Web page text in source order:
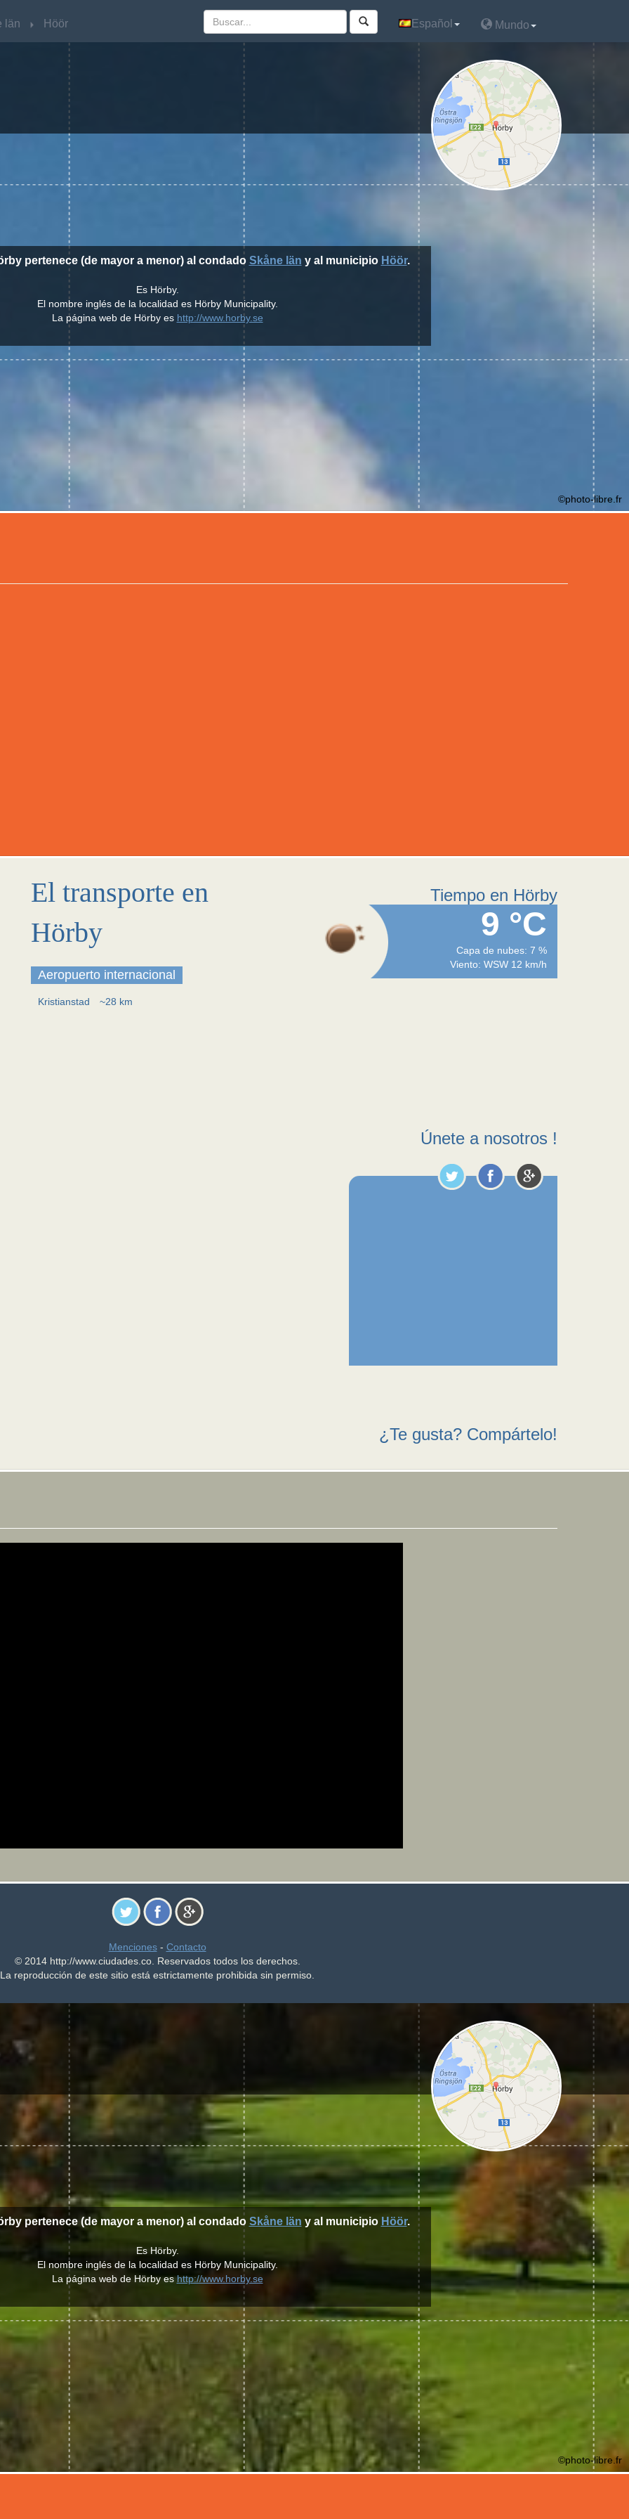
län Höör Español Mundo
pertenece (de mayor a menor) al condado Skåne län y al municipio Höör.
Es Hörby.
El nombre inglés de la localidad es Hörby Municipality.
La página web de Hörby es http://www.horby.se
©photo-libre.fr
El transporte en
Hörby
Aeropuerto internacional
Kristianstad ~28 km
Tiempo en Hörby
9 °C
Capa de nubes: 7 %
Viento: WSW 12 km/h
Únete a nosotros !
¿Te gusta? Compártelo!
Menciones- Contacto
© 2014 http://www.ciudades.co. Reservados todos los derechos.
La reproducción de este sitio está estrictamente prohibida sin permiso.
län Höör Español Mundo
pertenece (de mayor a menor) al condado Skåne län y al municipio Höör.
Es Hörby.
El nombre inglés de la localidad es Hörby Municipality.
La página web de Hörby eshttp://www.horby.se
©photo-libre.fr